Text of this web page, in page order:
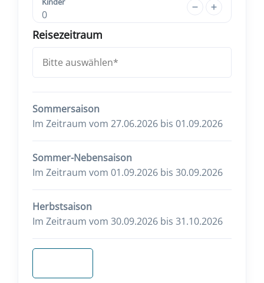
0
Reisezeitraum
Sommersaison
Im Zeitraum vom 27.06.2026 bis 01.09.2026
Sommer-Nebensaison
Im Zeitraum vom 01.09.2026 bis 30.09.2026
Herbstsaison
Im Zeitraum vom 30.09.2026 bis 31.10.2026